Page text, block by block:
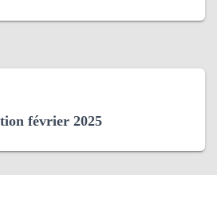
février 2025